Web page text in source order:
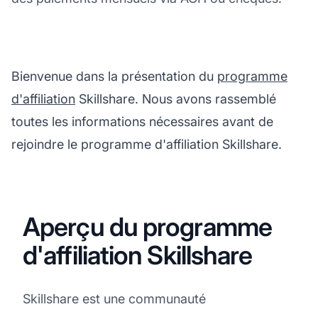
Bienvenue dans la présentation du programme
d'affiliation Skillshare. Nous avons rassemblé
toutes les informations nécessaires avant de
rejoindre le programme d'affiliation Skillshare.
Aperçu du programme
d'affiliation Skillshare
Skillshare est une communauté